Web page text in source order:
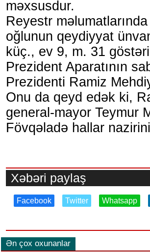
məxsusdur.
Reyestr
oğlunun qeydiyyat
küç., ev 9, m. 31
Prezident Aparatının
Prezidenti Ramiz
Onu da qeyd edək ki,
general-mayor Teymur
Fövqəladə hallar
Xəbəri paylaş
Facebook Twitter Whatsapp
Ən çox oxunanlar